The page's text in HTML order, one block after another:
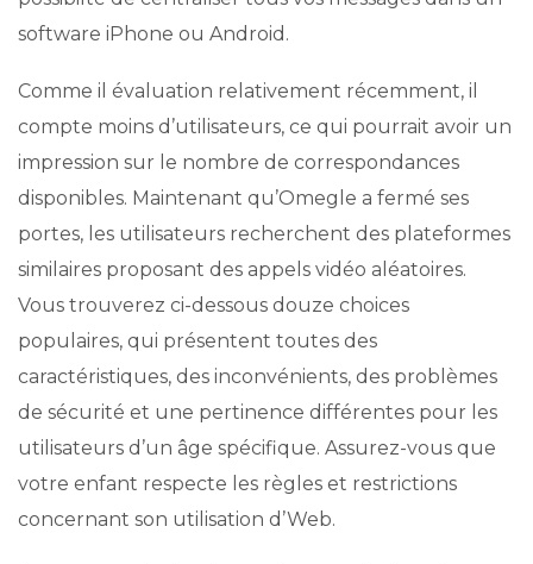
software iPhone ou Android.
Comme il évaluation relativement récemment, il
compte moins d’utilisateurs, ce qui pourrait avoir un
impression sur le nombre de correspondances
disponibles. Maintenant qu’Omegle a fermé ses
portes, les utilisateurs recherchent des plateformes
similaires proposant des appels vidéo aléatoires.
Vous trouverez ci-dessous douze choices
populaires, qui présentent toutes des
caractéristiques, des inconvénients, des problèmes
de sécurité et une pertinence différentes pour les
utilisateurs d’un âge spécifique. Assurez-vous que
votre enfant respecte les règles et restrictions
concernant son utilisation d’Web.